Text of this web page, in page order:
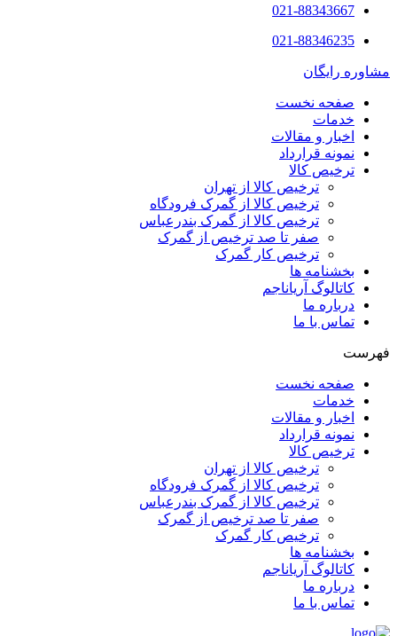
021-88343667
021-88346235
مشاوره رایگان
صفحه نخست
خدمات
اخبار و مقالات
نمونه قرارداد
ترخیص کالا
ترخیص کالا از تهران
ترخیص کالا از گمرک فرودگاه
ترخیص کالا از گمرک بندرعباس
صفر تا صد ترخیص از گمرک
ترخیص کار گمرک
بخشنامه ها
کاتالوگ آریاناجم
درباره ما
تماس با ما
فهرست
صفحه نخست
خدمات
اخبار و مقالات
نمونه قرارداد
ترخیص کالا
ترخیص کالا از تهران
ترخیص کالا از گمرک فرودگاه
ترخیص کالا از گمرک بندرعباس
صفر تا صد ترخیص از گمرک
ترخیص کار گمرک
بخشنامه ها
کاتالوگ آریاناجم
درباره ما
تماس با ما